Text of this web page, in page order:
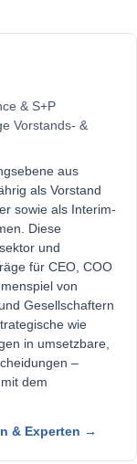
& S+P
Vorstands- &
aus
als Vorstand
sowie als Interim-
Diese
und
für CEO, COO
von
Gesellschaftern
wie
in umsetzbare,
–
dem
& Experten →